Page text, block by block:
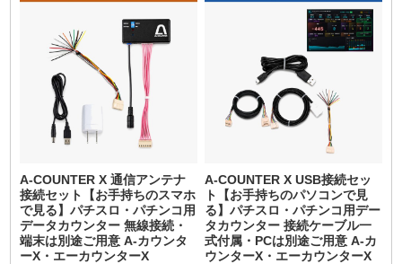
A-COUNTER X 通信アンテナ
接続セット【お手持ちのスマホ
で見る】パチスロ・パチンコ用
データカウンター 無線接続・
端末は別途ご用意 A-カウンタ
ーX・エーカウンターX
A-COUNTER X USB接続セッ
ト【お手持ちのパソコンで見
る】パチスロ・パチンコ用デー
タカウンター 接続ケーブル一
式付属・PCは別途ご用意 A-カ
ウンターX・エーカウンターX